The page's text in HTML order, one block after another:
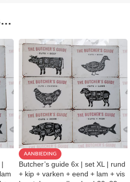
|
AANBIEDING
Butcher’s guide 6x | set XL | rund
+ kip + varken + eend + lam + vis